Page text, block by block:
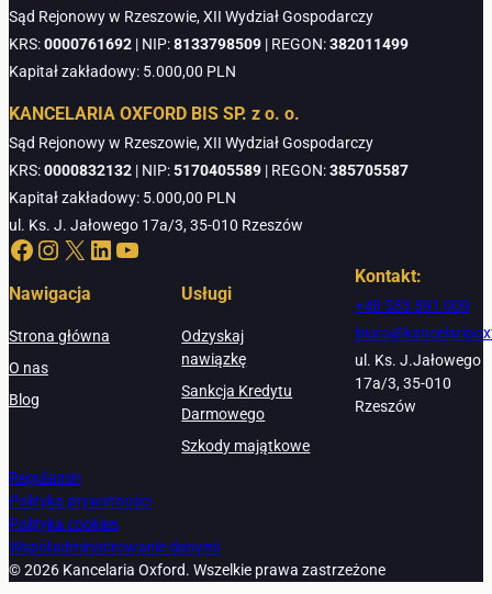
Sąd Rejonowy w Rzeszowie, XII Wydział Gospodarczy
KRS:0000761692 | NIP:8133798509 | REGON:382011499
Kapitał zakładowy: 5.000,00 PLN
KANCELARIA OXFORD BIS SP. z o. o.
Sąd Rejonowy w Rzeszowie, XII Wydział Gospodarczy
KRS:0000832132 | NIP:5170405589 | REGON:385705587
Kapitał zakładowy: 5.000,00 PLN
ul. Ks. J. Jałowego 17a/3, 35-010 Rzeszów
Facebook
Instagram
X LinkedIn
YouTube
Nawigacja
Strona główna
O nas
Blog
Usługi
Odzyskaj
nawiązkę
Sankcja Kredytu
Darmowego
Szkody majątkowe
Kontakt:
+48 533 391 009
ul. Ks. J.Jałowego
17a/3, 35-010
Rzeszów
© 2026 Kancelaria Oxford. Wszelkie prawa zastrzeżone
Regulamin
Polityka prywatności
Polityka cookies
Współadministrowanie danymi